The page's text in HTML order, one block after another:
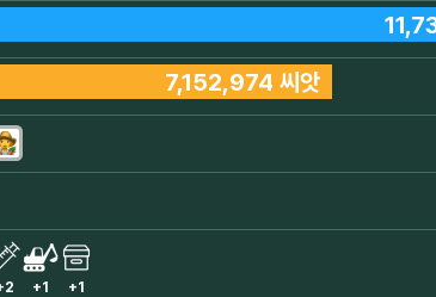
7,152,974 씨앗
+1 +1